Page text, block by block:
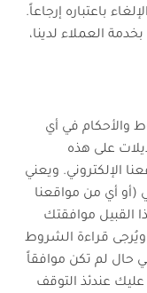
باعتباره إرجاعاً.
العملاء لدينا،
والأحكام في أي
على هذه
الإلكتروني. ويعني
(أو أي من مواقعنا
القبيل موافقتك
ويُرجى قراءة الشروط
حال لم تكن موافقاً
عندئذ التوقف